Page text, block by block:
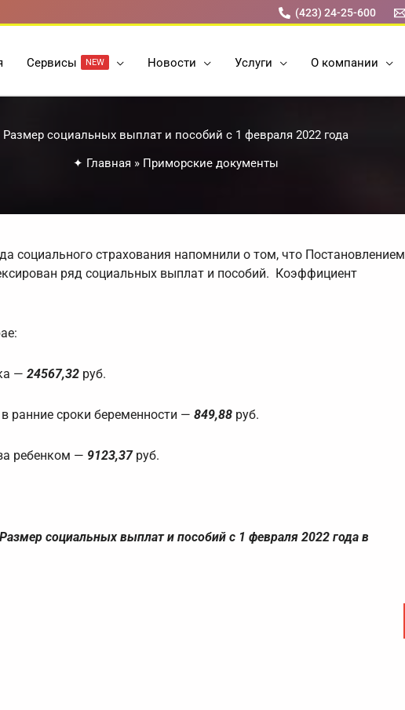
(423) 24-25-600
Cервисы NEW Новости Услуги О компании
Размер социальных выплат и пособий с 1 февраля 2022 года
✦ Главная » Приморские документы
социального страхования напомнили о том, что Постановлением
ряд социальных выплат и пособий. Коэффициент
— 24567,32 руб.
ранние сроки беременности — 849,88 руб.
ребенком — 9123,37руб.
социальных выплат и пособий с 1 февраля 2022 года в